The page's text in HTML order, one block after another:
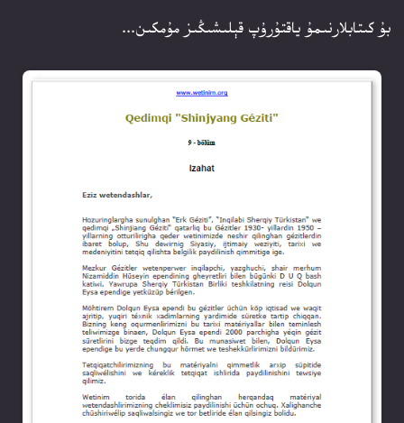
بۇ كىتابلارنىمۇ ياقتۇرۇپ قېلىشىڭىز مۇمكىن...